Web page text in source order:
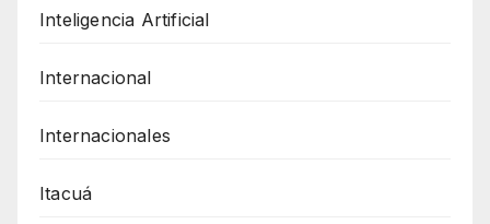
Inteligencia Artificial
Internacional
Internacionales
Itacuá